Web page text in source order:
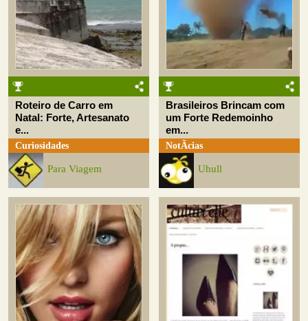
Roteiro de Carro em
Natal: Forte, Artesanato
e...
Curiosidades
Para Viagem
Brasileiros Brincam com
um Forte Redemoinho
em...
NotÃ­cias
Uhull